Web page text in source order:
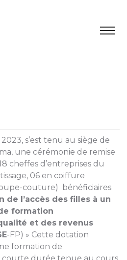
s’est tenu au siège de
une cérémonie de remise
cheffes d’entreprises du
06 en coiffure
couture) bénéficiaires
de l’accès des filles à un
formation
et des revenus
-FP) » Cette dotation
formation de
durée tenue au cours